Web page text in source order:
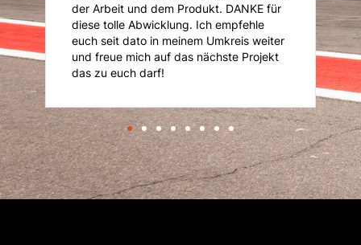
der Arbeit und dem Produkt. DANKE für
diese tolle Abwicklung. Ich empfehle
euch seit dato in meinem Umkreis weiter
und freue mich auf das nächste Projekt
das zu euch darf!